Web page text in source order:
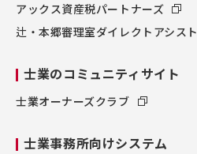
アックス資産税パートナーズ
辻・本郷審理室ダイレクトアシスト
士業のコミュニティサイト
士業オーナーズクラブ
士業事務所向けシステム